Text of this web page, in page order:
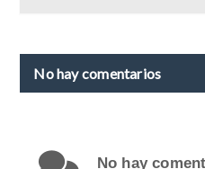
No hay comentarios
No hay